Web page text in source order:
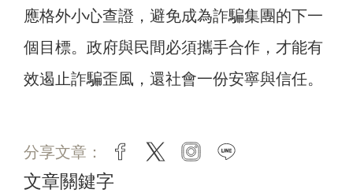
應格外小心查證，避免成為詐騙集團的下一
個目標。政府與民間必須攜手合作，才能有
效遏止詐騙歪風，還社會一份安寧與信任。
分享文章： facebook
twitter instagram
文章關鍵字